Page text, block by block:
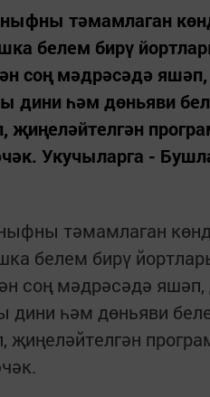
тәмамлаган
белем бирү
соң мәдрәсәдә
һәм дөньяви
җиңеләйтелгән
Укучыларга -
тәмамлаган
белем бирү
соң мәдрәсәдә
һәм дөньяви
җиңеләйтелгән